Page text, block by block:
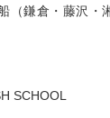
（鎌倉・藤沢・
SCHOOL